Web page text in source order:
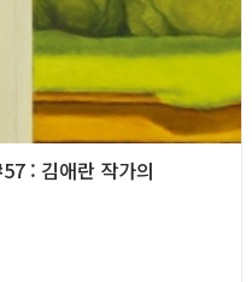
: 김애란 작가의